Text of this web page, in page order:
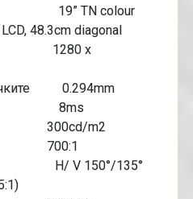
19” TN colour
48.3cm diagonal
1280 x
0.294mm
8ms
m2
H/ V 150°/135°